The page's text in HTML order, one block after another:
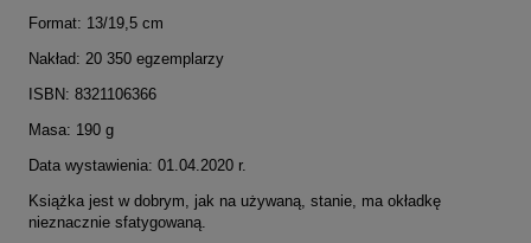
Format: 13/19,5 cm
Nakład: 20 350 egzemplarzy
ISBN: 8321106366
Masa: 190 g
Data wystawienia: 01.04.2020 r.
Książka jest w dobrym, jak na używaną, stanie, ma okładkę
nieznacznie sfatygowaną.